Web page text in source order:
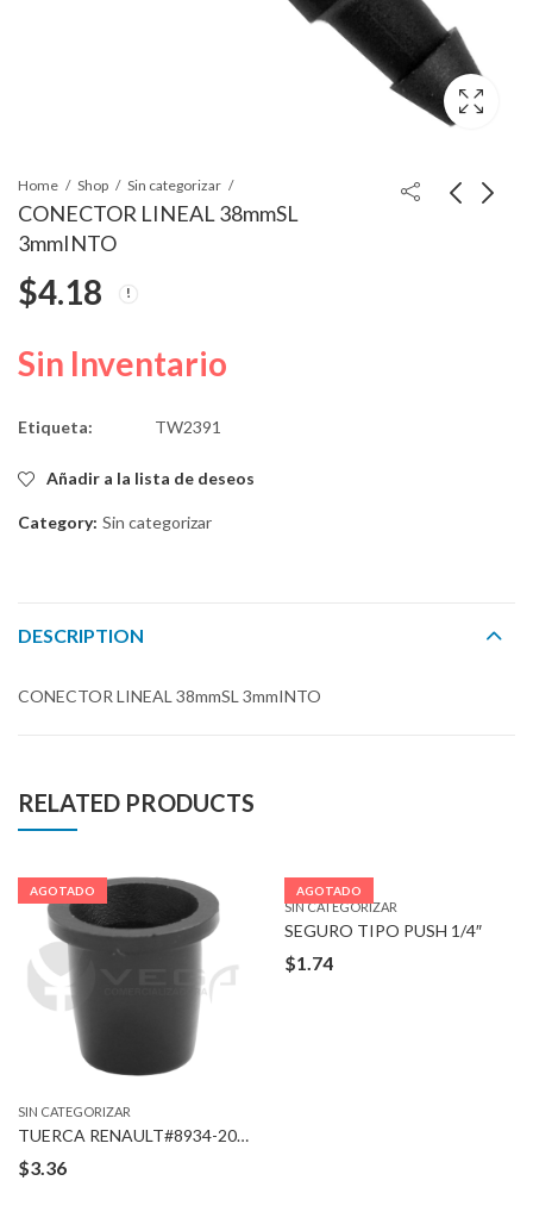
Home Shop Sin categorizar
CONECTOR LINEAL 38mmSL
3mmINTO
$4.18
Sin Inventario
Etiqueta: TW2391
Añadir a la lista de deseos
Category: Sin categorizar
DESCRIPTION
CONECTOR LINEAL 38mmSL 3mmINTO
RELATED PRODUCTS
AGOTADO
SIN CATEGORIZAR
TUERCA RENAULT#8934-201-767 3/16″ STUD
$3.36
AGOTADO
SIN CATEGORIZAR
SEGURO TIPO PUSH 1/4″
$1.74